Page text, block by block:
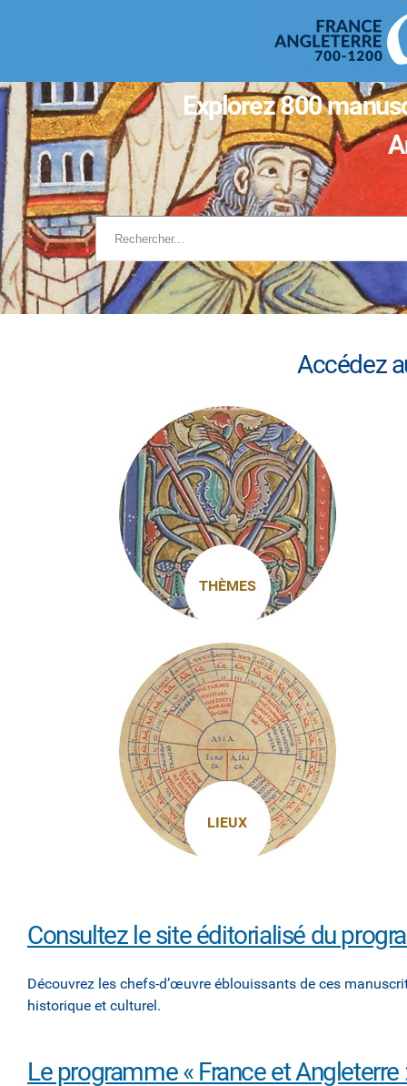
Explorez 800
Accédez
THÈMES
LIEUX
Consultez le site éditorialisé du
Découvrez les chefs-d’œuvre éblouissants de ces
historique et culturel.
Le programme « France et